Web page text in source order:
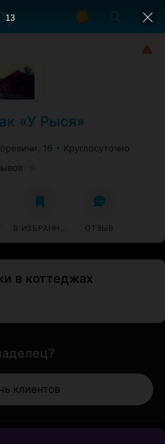
«У Рыся»
16
Круглосуточно
В ИЗБРАННОЕ ОТЗЫВ
в коттеджах
клиентов
12